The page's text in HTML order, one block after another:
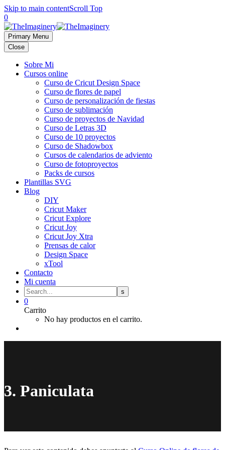
Skip to main contentScroll Top
0
Primary Menu
Close
Sobre Mi
Cursos online
Curso de Cricut Design Space
Curso de flores de papel
Curso de personalización de fiestas
Curso de sublimación
Curso de proyectos de Navidad
Curso de Letras 3D
Curso de 10 proyectos
Curso de Shadowbox
Cursos de calendarios de adviento
Curso de fotoproyectos
Packs de cursos
Plantillas SVG
Blog
DIY
Cricut Maker
Cricut Explore
Cricut Joy
Cricut Joy Xtra
Prensas de calor
Design Space
xTool
Contacto
Mi cuenta
0
Carrito
No hay productos en el carrito.
3. Paniculata